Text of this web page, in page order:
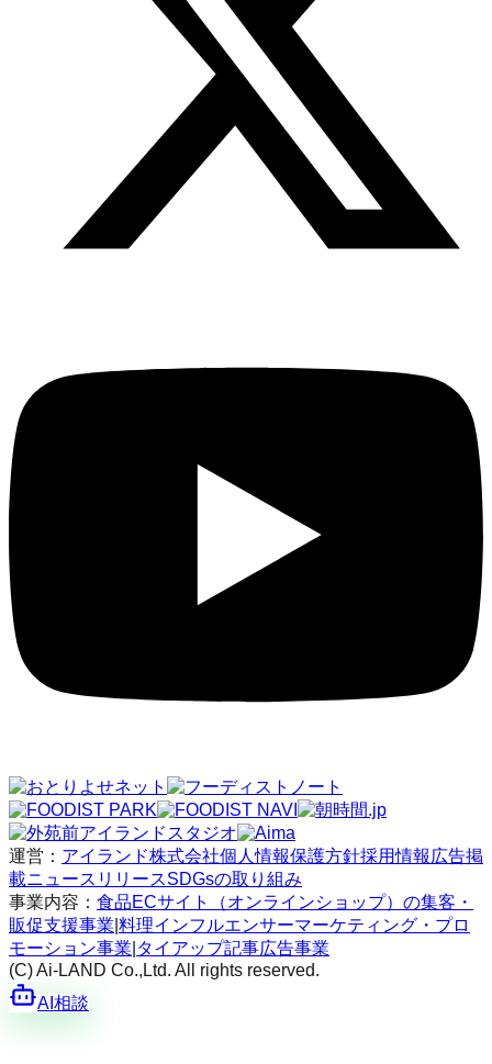
運営： アイランド株式会社個人情報保護方針採用情報 広告掲
載ニュースリリースSDGsの取り組み
事業内容： 食品ECサイト（オンラインショップ）の集客・
販促支援事業 料理インフルエンサーマーケティング・プロ
モーション事業 タイアップ記事広告事業
(C) Ai-LAND Co.,Ltd. All rights reserved.
AI相談